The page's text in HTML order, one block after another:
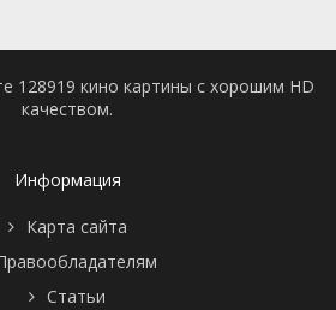
128919 кино картины с хорошим HD
качеством.
Информация
Карта сайта
Статьи